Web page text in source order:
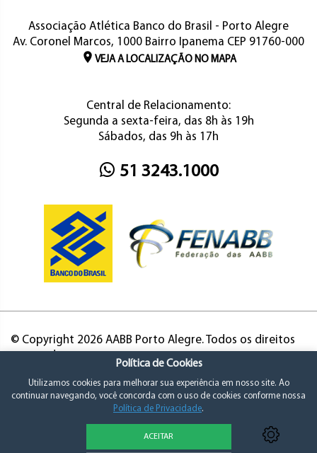
Associação Atlética Banco do Brasil - Porto Alegre
Av. Coronel Marcos, 1000 Bairro Ipanema CEP 91760-000
VEJA A LOCALIZAÇÃO NO MAPA
Central de Relacionamento:
Segunda a sexta-feira, das 8h às 19h
Sábados, das 9h às 17h
51 3243.1000
© Copyright 2026 AABB Porto Alegre. Todos os direitos
Política de Cookies
Utilizamos cookies para melhorar sua experiência em nosso site. Ao
continuar navegando, você concorda com o uso de cookies conforme nossa
Política de Privacidade.
ACEITAR